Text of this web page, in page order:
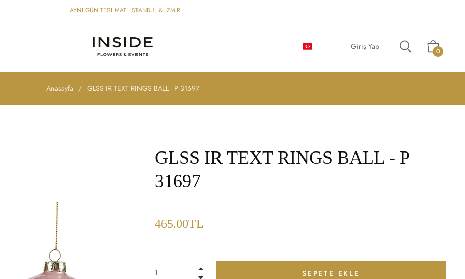
AYNI GÜN TESLİMAT: İSTANBUL & İZMİR
Giriş Yap Sepet
0
Anasayfa / GLSS IR TEXT RINGS BALL - P 31697
GLSS IR TEXT RINGS BALL - P
31697
Fiyat
465.00TL
SEPETE EKLE